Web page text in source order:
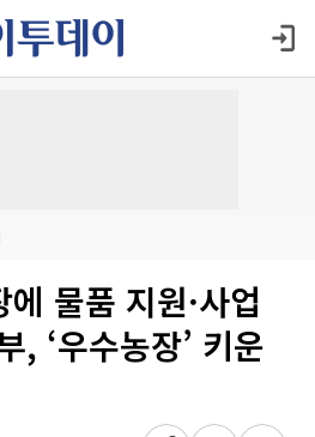
물품 지원·사업
, ‘우수농장’ 키운